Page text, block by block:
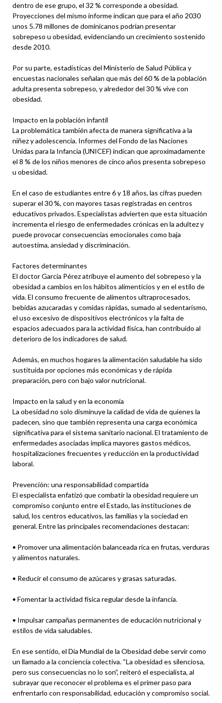
dentro de ese grupo, el 32 % corresponde a obesidad.
Proyecciones del mismo informe indican que para el año 2030
unos 5.78 millones de dominicanos podrían presentar
sobrepeso u obesidad, evidenciando un crecimiento sostenido
desde 2010.
Por su parte, estadísticas del Ministerio de Salud Pública y
encuestas nacionales señalan que más del 60 % de la población
adulta presenta sobrepeso, y alrededor del 30 % vive con
obesidad.
Impacto en la población infantil
La problemática también afecta de manera significativa a la
niñez y adolescencia. Informes del Fondo de las Naciones
Unidas para la Infancia (UNICEF) indican que aproximadamente
el 8 % de los niños menores de cinco años presenta sobrepeso
u obesidad.
En el caso de estudiantes entre 6 y 18 años, las cifras pueden
superar el 30 %, con mayores tasas registradas en centros
educativos privados. Especialistas advierten que esta situación
incrementa el riesgo de enfermedades crónicas en la adultez y
puede provocar consecuencias emocionales como baja
autoestima, ansiedad y discriminación.
Factores determinantes
El doctor García Pérez atribuye el aumento del sobrepeso y la
obesidad a cambios en los hábitos alimenticios y en el estilo de
vida. El consumo frecuente de alimentos ultraprocesados,
bebidas azucaradas y comidas rápidas, sumado al sedentarismo,
el uso excesivo de dispositivos electrónicos y la falta de
espacios adecuados para la actividad física, han contribuido al
deterioro de los indicadores de salud.
Además, en muchos hogares la alimentación saludable ha sido
sustituida por opciones más económicas y de rápida
preparación, pero con bajo valor nutricional.
Impacto en la salud y en la economía
La obesidad no solo disminuye la calidad de vida de quienes la
padecen, sino que también representa una carga económica
significativa para el sistema sanitario nacional. El tratamiento de
enfermedades asociadas implica mayores gastos médicos,
hospitalizaciones frecuentes y reducción en la productividad
laboral.
Prevención: una responsabilidad compartida
El especialista enfatizó que combatir la obesidad requiere un
compromiso conjunto entre el Estado, las instituciones de
salud, los centros educativos, las familias y la sociedad en
general. Entre las principales recomendaciones destacan:
• Promover una alimentación balanceada rica en frutas, verduras
y alimentos naturales.
• Reducir el consumo de azúcares y grasas saturadas.
• Fomentar la actividad física regular desde la infancia.
• Impulsar campañas permanentes de educación nutricional y
estilos de vida saludables.
En ese sentido, el Día Mundial de la Obesidad debe servir como
un llamado a la conciencia colectiva. “La obesidad es silenciosa,
pero sus consecuencias no lo son”, reiteró el especialista, al
subrayar que reconocer el problema es el primer paso para
enfrentarlo con responsabilidad, educación y compromiso social.